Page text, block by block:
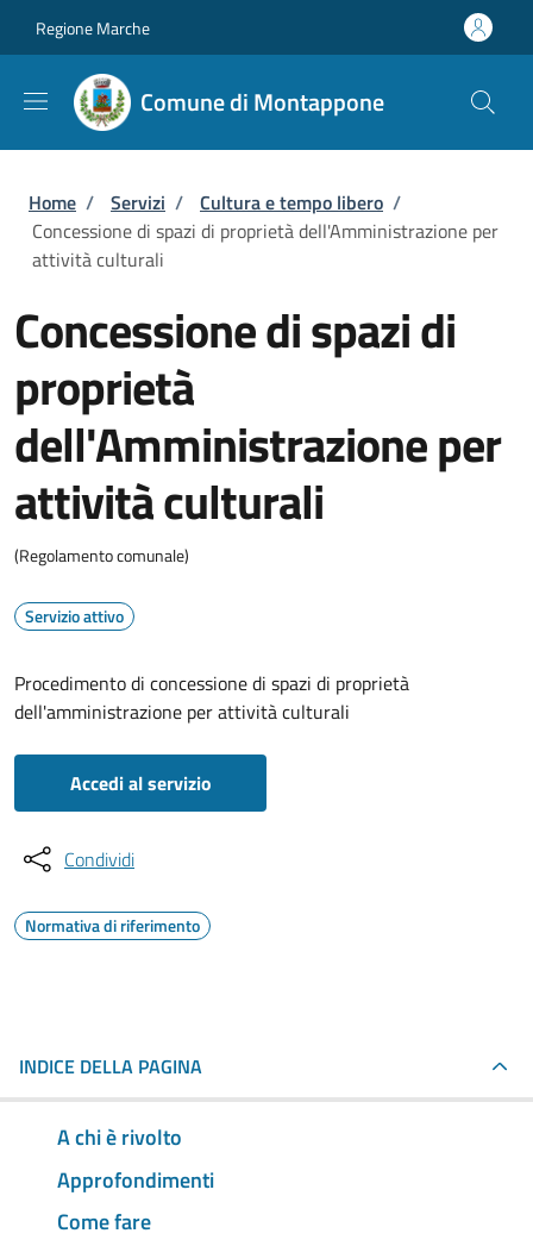
Regione Marche
Comune di Montappone
Briciole di pane
Home / Servizi / Cultura e tempo libero /
Concessione di spazi di proprietà dell'Amministrazione per
attività culturali
Concessione di spazi di
proprietà
dell'Amministrazione per
attività culturali
(Regolamento comunale)
Servizio attivo
Procedimento di concessione di spazi di proprietà
dell'amministrazione per attività culturali
Accedi al servizio
Condividi
Normativa di riferimento
INDICE DELLA PAGINA
A chi è rivolto
Approfondimenti
Come fare